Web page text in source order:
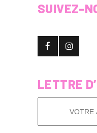
SUIVEZ-
LETTRE